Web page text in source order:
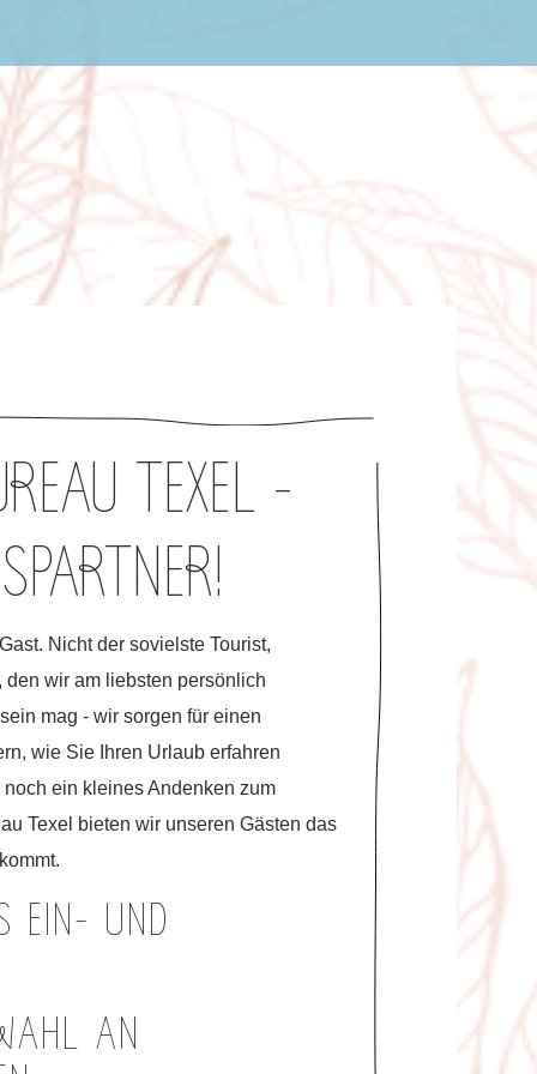
TEXEL -
Nicht der sovielste Tourist,
wir am liebsten persönlich
mag - wir sorgen für einen
wie Sie Ihren Urlaub erfahren
ein kleines Andenken zum
Texel bieten wir unseren Gästen das
EIN- UND
AN U